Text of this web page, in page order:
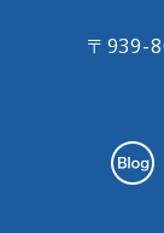
〒939-